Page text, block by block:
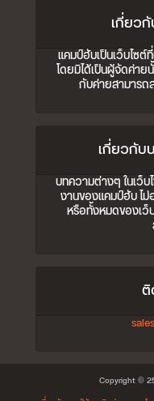
เกี่ยว
แคมป์ฮับเป็นเว็บไซ
โดยมิได้เป็นผู้จัดค่า
กับค่ายสามาร
เกี่ยวกั
บทความต่างๆ ในเว็
งานของแคมป์ฮับ ไ
หรือทั้งหมดของเว็
Copyright ©